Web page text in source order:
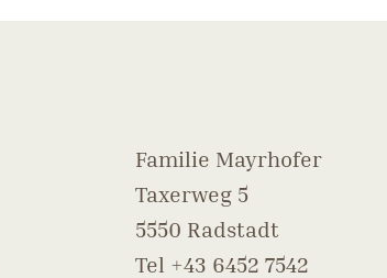
Familie Mayrhofer
Taxerweg 5
5550 Radstadt
Tel +43 6452 7542